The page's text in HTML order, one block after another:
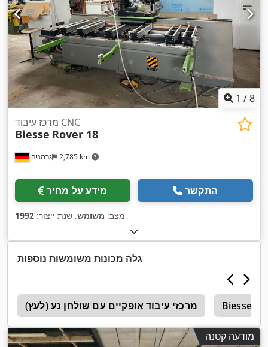
1 /8
גרמניה 2,785 km
מרכז עיבוד CNC
Biesse Rover 18
מידע על מחיר התקשר
מצב: משומש, שנת ייצור: 1992 ,
גלה מכונות משומשות נוספות
מרכזי עיבוד אופקיים עם שולחן נע (לעץ) Biesse
מודעה קטנה